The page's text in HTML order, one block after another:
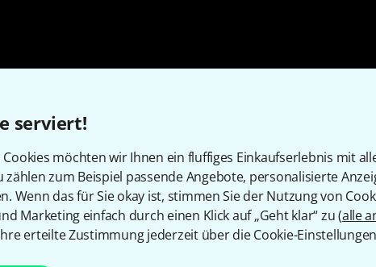
serviert!
möchten wir Ihnen ein fluffiges Einkaufserlebnis mit
zählen zum Beispiel passende Angebote, personalisierte
Wenn das für Sie okay ist, stimmen Sie der Nutzung von
Marketing einfach durch einen Klick auf „Geht klar“ zu (alle
erteilte Zustimmung jederzeit über die Cookie-